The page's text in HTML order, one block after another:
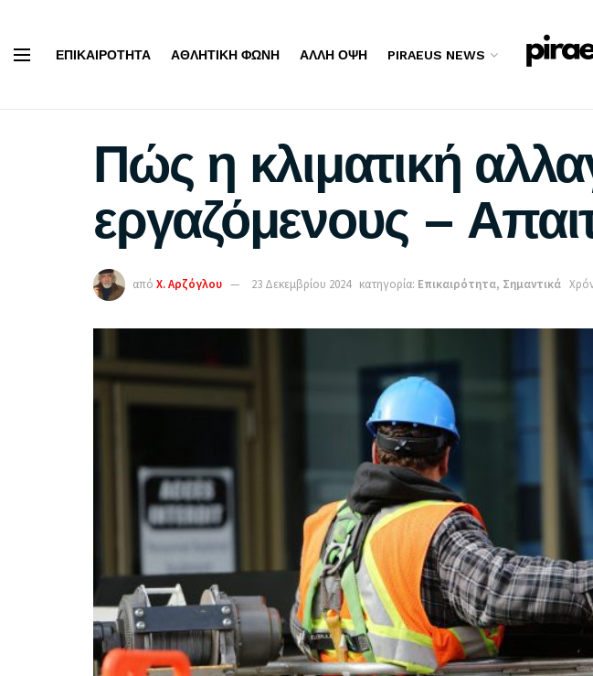
ΕΠΙΚΑΙΡΌΤΗΤΑ ΑΘΛΗΤΙΚΉ ΦΩΝΉ ΆΛΛΗ ΌΨΗ PIRAEUS NEWS
Πώς η κλιματική
εργαζόμενους –
από Χ. Αρζόγλου 23 Δεκεμβρίου 2024 κατηγορία: Επικαιρότητα, Σημαντικά